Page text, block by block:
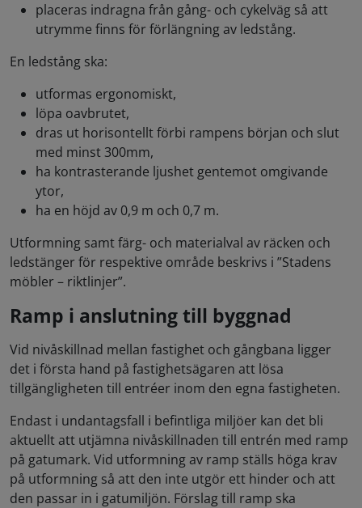
placeras indragna från gång- och cykelväg så att
utrymme finns för förlängning av ledstång.
En ledstång ska:
utformas ergonomiskt,
löpa oavbrutet,
dras ut horisontellt förbi rampens början och slut
med minst 300mm,
ha kontrasterande ljushet gentemot omgivande
ytor,
ha en höjd av 0,9 m och 0,7 m.
Utformning samt färg- och materialval av räcken och
ledstänger för respektive område beskrivs i ”Stadens
möbler – riktlinjer”.
Ramp i anslutning till byggnad
Vid nivåskillnad mellan fastighet och gångbana ligger
det i första hand på fastighetsägaren att lösa
tillgängligheten till entréer inom den egna fastigheten.
Endast i undantagsfall i befintliga miljöer kan det bli
aktuellt att utjämna nivåskillnaden till entrén med ramp
på gatumark. Vid utformning av ramp ställs höga krav
på utformning så att den inte utgör ett hinder och att
den passar in i gatumiljön. Förslag till ramp ska